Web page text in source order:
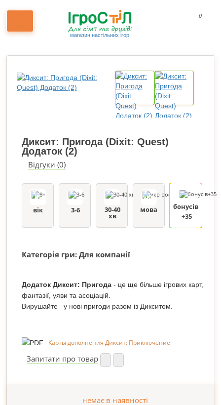
магазин настільних ігор
0
Диксит: Пригода (Dixit: Quest)
Додаток (2)
Відгуки (0)
вік
8+
3-6
30-40
хв
мова
укр
бонусів
+35
Категорія гри: Для компанії
Додаток Диксит: Пригода - це ще більше ігрових карт,
фантазії, уяви та асоціацій.
Вирушайте
у нові пригоди разом із Дикситом.
Карты дополнения Диксит: Приключение
Запитати про товар
немає в наявності